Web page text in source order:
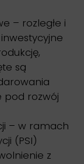
– rozległe i
są
pod rozwój
– w ramach
(PSI)
z